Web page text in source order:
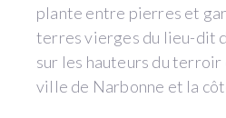
plante entre pierres et
terres vierges du lieu-dit
sur les hauteurs du terroir
ville de Narbonne et la